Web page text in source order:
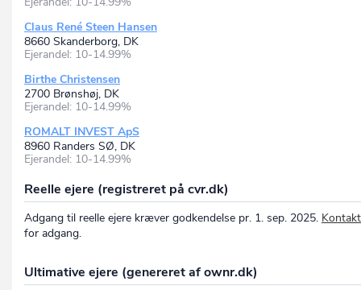
Claus René Steen Hansen
8660 Skanderborg, DK
Ejerandel: 10-14.99%
Birthe Christensen
2700 Brønshøj, DK
Ejerandel: 10-14.99%
ROMALT INVEST ApS
8960 Randers SØ, DK
Ejerandel: 10-14.99%
Reelle ejere (registreret på cvr.dk)
Adgang til reelle ejere kræver godkendelse pr. 1. sep. 2025.
for adgang.
Ultimative ejere (genereret af ownr.dk)